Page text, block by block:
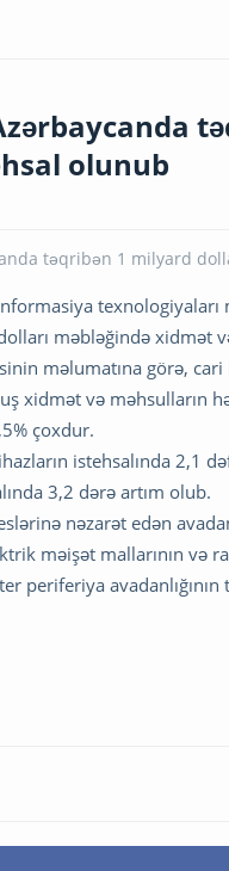
olunub
məbləğində xidmət
məlumatına görə,
xidmət və məhsulların
çoxdur.
istehsalında 2,1
3,2 dərə artım olub.
nəzarət edən
məişət mallarının və
periferiya